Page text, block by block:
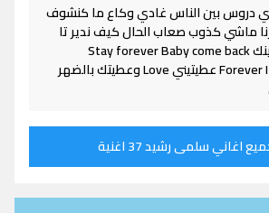
دروس بين الناس غادي وكاع ما كنشوف
ماشي كذوب صعاب الحال كيف ندير تا
نبرا Nooo قولي فينك Stay forever Baby come back
Forever I never been easy عطيتيني Love وعطيتك بالضهر
اغاني سلمى رشيد 37 اغنية